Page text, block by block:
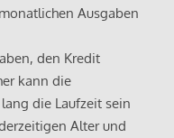
Ausgaben
den Kredit
kann die
die Laufzeit sein
Alter und